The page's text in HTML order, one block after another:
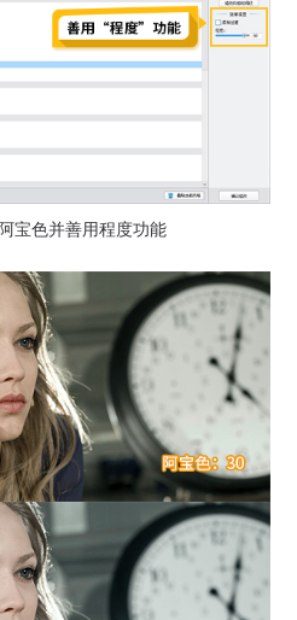
宝色并善用程度功能